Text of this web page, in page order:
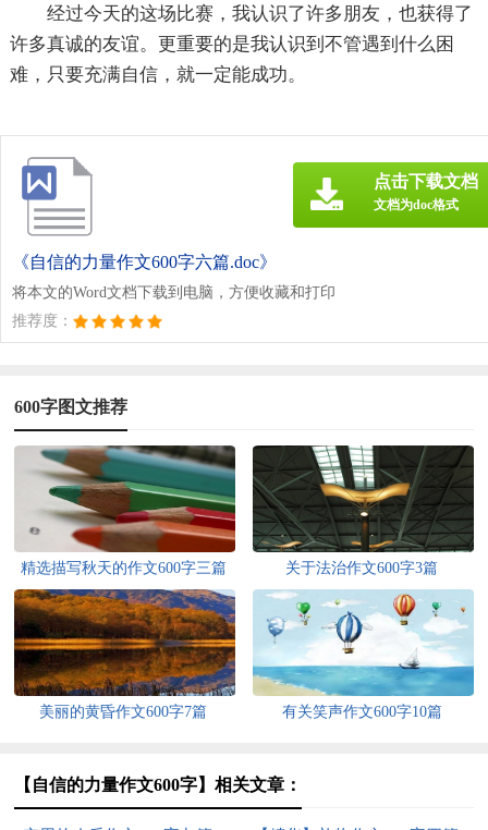
经过今天的这场比赛，我认识了许多朋友，也获得了
许多真诚的友谊。更重要的是我认识到不管遇到什么困
难，只要充满自信，就一定能成功。
《自信的力量作文600字六篇.doc》
将本文的Word文档下载到电脑，方便收藏和打印
推荐度：
点击下载文档
文档为doc格式
600字图文推荐
精选描写秋天的作文600字三篇 关于法治作文600字3篇
美丽的黄昏作文600字7篇 有关笑声作文600字10篇
【自信的力量作文600字】相关文章：